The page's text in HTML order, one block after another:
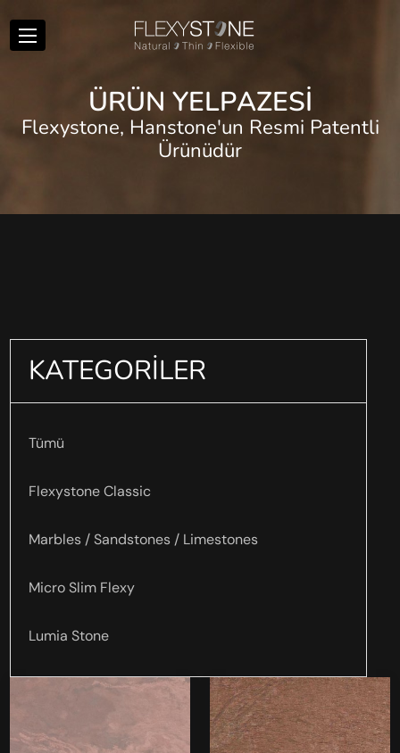
ÜRÜN YELPAZESİ
Flexystone, Hanstone'un Resmi Patentli
Ürünüdür
KATEGORİLER
Tümü
Flexystone Classic
Marbles / Sandstones / Limestones
Micro Slim Flexy
Lumia Stone